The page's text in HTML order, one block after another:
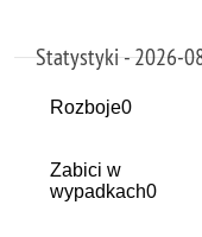
Statystyki - 2026-
Rozboje0
Zabici w
wypadkach0